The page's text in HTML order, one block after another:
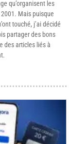
qu’organisent les
Mais puisque
touché, j’ai décidé
partager des bons
des articles liés à